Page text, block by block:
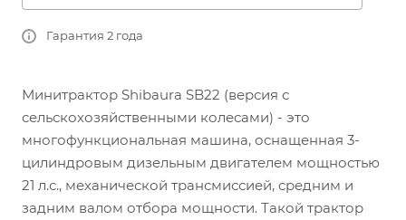
Гарантия 2 года
Минитрактор Shibaura SB22 (версия с
сельскохозяйственными колесами) - это
многофункциональная машина, оснащенная 3-
цилиндровым дизельным двигателем мощностью
21 л.с., механической трансмиссией, средним и
задним валом отбора мощности. Такой трактор